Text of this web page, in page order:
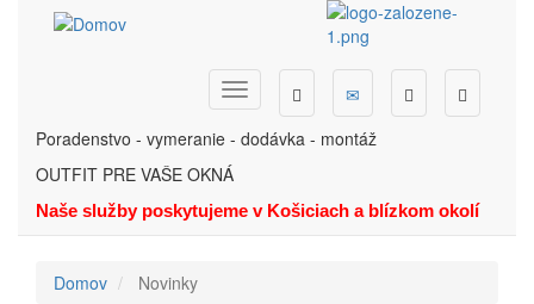
Telefón
Hľadať
Menu
Ponuka
Poradenstvo - vymeranie - dodávka - montáž
OUTFIT PRE VAŠE OKNÁ
Naše služby poskytujeme v Košiciach a blízkom okolí
Domov Novinky